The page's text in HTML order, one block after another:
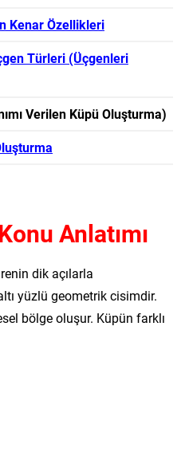
Kenar Özellikleri
Türleri (Üçgenleri
Verilen Küpü Oluşturma)
Anlatımı
dik açılarla
yüzlü geometrik cisimdir.
bölge oluşur. Küpün farklı